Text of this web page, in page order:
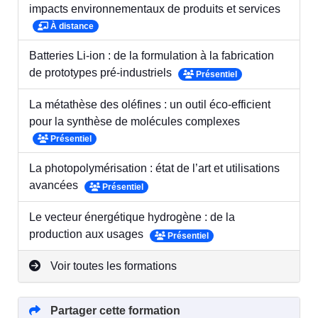
impacts environnementaux de produits et services
À distance
Batteries Li-ion : de la formulation à la fabrication
de prototypes pré-industriels
Présentiel
La métathèse des oléfines : un outil éco-efficient
pour la synthèse de molécules complexes
Présentiel
La photopolymérisation : état de l’art et utilisations
avancées
Présentiel
Le vecteur énergétique hydrogène : de la
production aux usages
Présentiel
Voir toutes les formations
Partager cette formation